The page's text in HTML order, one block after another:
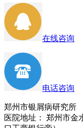
在线咨询
电话咨询
郑州市银屑病研究所
医院地址： 郑州市金